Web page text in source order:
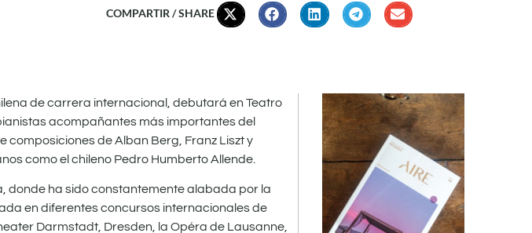
COMPARTIR / SHARE
de carrera internacional, debutará en Teatro
acompañantes más importantes del
composiciones de Alban Berg, Franz Liszt y
como el chileno Pedro Humberto Allende.
donde ha sido constantemente alabada por la
en diferentes concursos internacionales de
Darmstadt, Dresden, la Opéra de Lausanne,